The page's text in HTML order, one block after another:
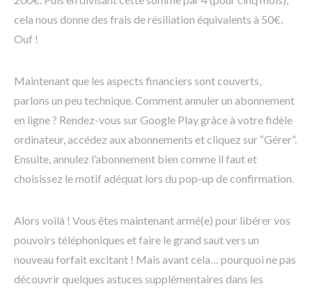
cela nous donne des frais de résiliation équivalents à 50€.
Ouf !
Maintenant que les aspects financiers sont couverts,
parlons un peu technique. Comment annuler un abonnement
en ligne ? Rendez-vous sur Google Play grâce à votre fidèle
ordinateur, accédez aux abonnements et cliquez sur “Gérer”.
Ensuite, annulez l’abonnement bien comme il faut et
choisissez le motif adéquat lors du pop-up de confirmation.
Alors voilà ! Vous êtes maintenant armé(e) pour libérer vos
pouvoirs téléphoniques et faire le grand saut vers un
nouveau forfait excitant ! Mais avant cela… pourquoi ne pas
découvrir quelques astuces supplémentaires dans les